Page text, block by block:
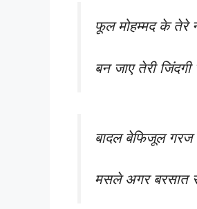
फूल मोहम्मद के तेरे
बन जाए तेरी
बादल बेफिजूल गरज
मसले अगर बरसात